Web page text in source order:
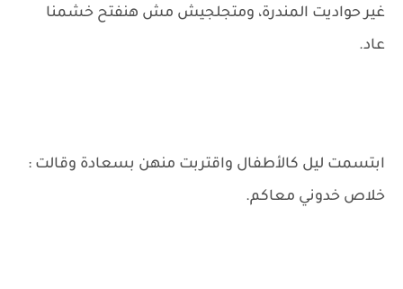
غير حواديت المندرة، ومتجلجيش مش هنفتح خشمنا
عاد.
ابتسمت ليل كالأطفال واقتربت منهن بسعادة وقالت :
خلاص خدوني معاكم.